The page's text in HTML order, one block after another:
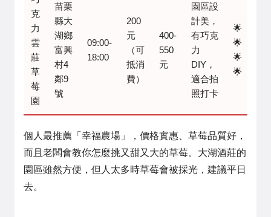
克
力
雲
莊
草
莓
園
苗栗
縣大
湖鄉
富興
村4
鄰9
號
09:00-
18:00
200
元
（可
抵消
費）
400-
550
元
園區設
計美，
有巧克
力
DIY，
適合拍
照打卡
🌟
🌟
🌟
🌟
個人最推薦「幸福農場」，價格實惠、草莓品質好，
而且老闆會教你怎麼挑又甜又大的草莓。大湖酒莊的
園區雖然方便，但人太多時草莓會被採光，建議平日
去。